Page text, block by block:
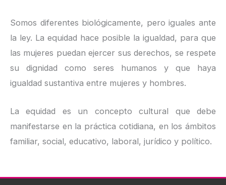
Somos diferentes biológicamente, pero iguales ante
la ley. La equidad hace posible la igualdad, para que
las mujeres puedan ejercer sus derechos, se respete
su dignidad como seres humanos y que haya
igualdad sustantiva entre mujeres y hombres.
La equidad es un concepto cultural que debe
manifestarse en la práctica cotidiana, en los ámbitos
familiar, social, educativo, laboral, jurídico y político.